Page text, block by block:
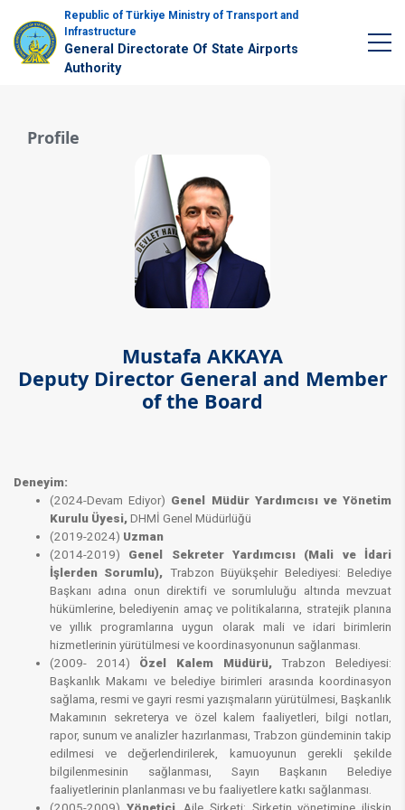
Republic of Türkiye Ministry of Transport and
Infrastructure
General Directorate Of State Airports
Authority
Profile
Mustafa AKKAYA
Deputy Director General and Member
of the Board
Deneyim:
(2024-Devam Ediyor) Genel Müdür Yardımcısı ve Yönetim
Kurulu Üyesi, DHMİ Genel Müdürlüğü
(2019-2024) Uzman
(2014-2019) Genel Sekreter Yardımcısı (Mali ve İdari
İşlerden Sorumlu), Trabzon Büyükşehir Belediyesi: Belediye
Başkanı adına onun direktifi ve sorumluluğu altında mevzuat
hükümlerine, belediyenin amaç ve politikalarına, stratejik planına
ve yıllık programlarına uygun olarak mali ve idari birimlerin
hizmetlerinin yürütülmesi ve koordinasyonunun sağlanması.
(2009- 2014) Özel Kalem Müdürü,Trabzon Belediyesi:
Başkanlık Makamı ve belediye birimleri arasında koordinasyon
sağlama, resmi ve gayri resmi yazışmaların yürütülmesi, Başkanlık
Makamının sekreterya ve özel kalem faaliyetleri, bilgi notları,
rapor, sunum ve analizler hazırlanması, Trabzon gündeminin takip
edilmesi ve değerlendirilerek, kamuoyunun gerekli şekilde
bilgilenmesinin sağlanması, Sayın Başkanın Belediye
faaliyetlerinin planlanması ve bu faaliyetlere katkı sağlanması.